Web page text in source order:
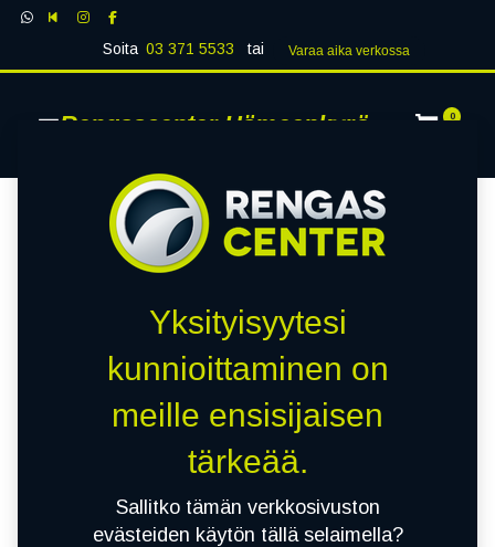
Soita 03 371 5533 tai Varaa aika verk​​​​ossa
Rengascenter Hämeenkyrö 0
Yksityisyytesi
kunnioittaminen on
meille ensisijaisen
tärkeää.
Sallitko tämän verkkosivuston
evästeiden käytön tällä selaimella?